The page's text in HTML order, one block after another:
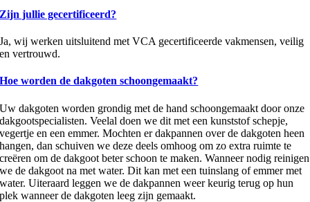
Zijn jullie gecertificeerd?
Ja, wij werken uitsluitend met VCA gecertificeerde vakmensen, veilig
en vertrouwd.
Hoe worden de dakgoten schoongemaakt?
Uw dakgoten worden grondig met de hand schoongemaakt door onze
dakgootspecialisten. Veelal doen we dit met een kunststof schepje,
vegertje en een emmer. Mochten er dakpannen over de dakgoten heen
hangen, dan schuiven we deze deels omhoog om zo extra ruimte te
creëren om de dakgoot beter schoon te maken. Wanneer nodig reinigen
we de dakgoot na met water. Dit kan met een tuinslang of emmer met
water. Uiteraard leggen we de dakpannen weer keurig terug op hun
plek wanneer de dakgoten leeg zijn gemaakt.